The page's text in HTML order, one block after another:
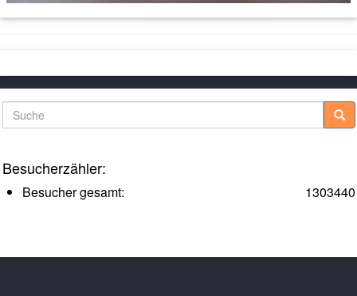
Suche
Besucherzähler:
1303440
Besucher gesamt: